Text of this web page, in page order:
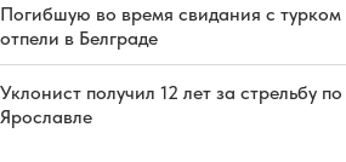
Погибшую во время свидания с турком
отпели в Белграде
Уклонист получил 12 лет за стрельбу
Ярославле